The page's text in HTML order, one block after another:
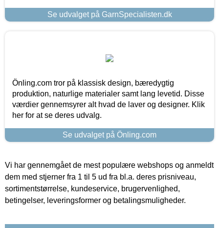
Se udvalget på GarnSpecialisten.dk
Önling.com tror på klassisk design, bæredygtig
produktion, naturlige materialer samt lang levetid. Disse
værdier gennemsyrer alt hvad de laver og designer. Klik
her for at se deres udvalg.
Se udvalget på Önling.com
Vi har gennemgået de mest populære webshops og anmeldt
dem med stjerner fra 1 til 5 ud fra bl.a. deres prisniveau,
sortimentstørrelse, kundeservice, brugervenlighed,
betingelser, leveringsformer og betalingsmuligheder.